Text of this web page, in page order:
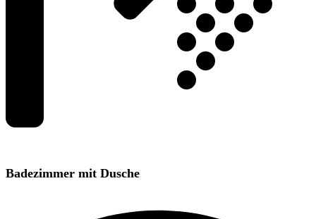
Badezimmer mit Dusche